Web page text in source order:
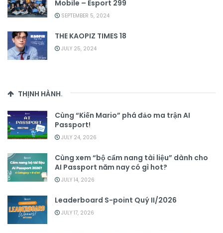
Mobile – Esport 299
SEPTEMBER 5, 2024
THE KAOPIZ TIMES 18
JULY 25, 2024
THỊNH HÀNH.
Cùng “Kiến Mario” phá đảo ma trận AI
Passport!
JULY 24, 2026
Cùng xem “bộ cẩm nang tài liệu” dành cho
AI Passport năm nay có gì hot?
JULY 14, 2026
Leaderboard S-point Quý II/2026
JULY 17, 2026